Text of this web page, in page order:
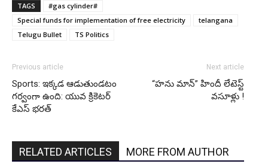
TAGS
#gas cylinder#
Special funds for implementation of free electricity
telangana
Telugu Bullet
TS Politics
Previous article
Sports: ఇక్కడ ఆడుతుండటం
గర్వంగా ఉంది: యువ క్రికెటర్
కేఎస్ భరత్
Next article
“హను మాన్” హిందీ లేటెస్ట్
వసూళ్లు !
RELATED ARTICLES MORE FROM AUTHOR